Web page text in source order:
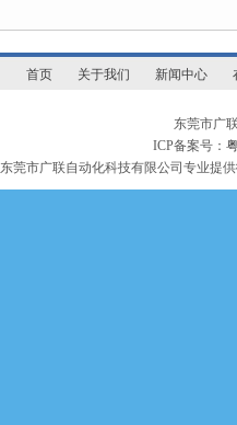
首页 关于我们 新闻中心
东莞市广
ICP备案号：
东莞市广联自动化科技有限公司专业提供